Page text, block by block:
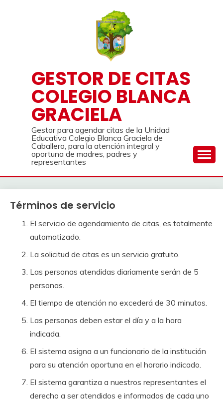
GESTOR DE CITAS
COLEGIO BLANCA
GRACIELA
Gestor para agendar citas de la Unidad
Educativa Colegio Blanca Graciela de
Caballero, para la atención integral y
oportuna de madres, padres y
representantes
Términos de servicio
El servicio de agendamiento de citas, es totalmente
automatizado.
La solicitud de citas es un servicio gratuito.
Las personas atendidas diariamente serán de 5
personas.
El tiempo de atención no excederá de 30 minutos.
Las personas deben estar el día y a la hora
indicada.
El sistema asigna a un funcionario de la institución
para su atención oportuna en el horario indicado.
El sistema garantiza a nuestros representantes el
derecho a ser atendidos e informados de cada uno